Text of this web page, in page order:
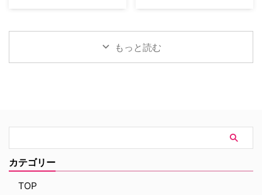
ター・パーカーに関する記憶が消
み、天才物理化学者のブルース・
年まで放送された名作ドラマ『シ
のうち、ドラマ化された全41話
の原作の発表・収録と大きく順番
が異なる本作。そうしたシャッフ
ルに加えて、あらすじや見どこ
ろ、キャストの経歴（その後 …
J.J.エイブラムス製作の最新作映
8月14日（金）より日米同時公開
される。本作の公開を記念し、7
月29日（水）にパシフィコ横浜
いやアフレコ裏話をたっぷりと語
った熱気あふれるイベントの模様
ラノサウルスの前で恐竜トーク
もっと読む
カテゴリー
TOP